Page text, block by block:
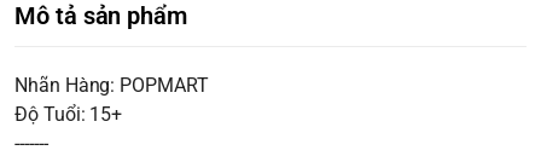
Mô tả sản phẩm
Nhãn Hàng: POPMART
Độ Tuổi: 15+
-------